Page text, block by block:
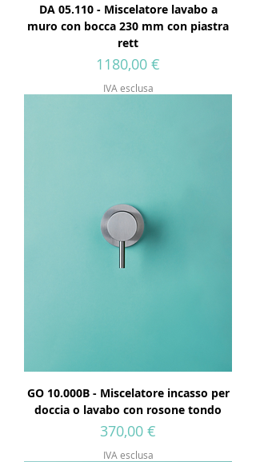
DA 05.110 - Miscelatore lavabo a
muro con bocca 230 mm con piastra
rett
Prezzo
1180,00 €
IVA esclusa
GO 10.000B - Miscelatore incasso per
doccia o lavabo con rosone tondo
Prezzo
370,00 €
IVA esclusa